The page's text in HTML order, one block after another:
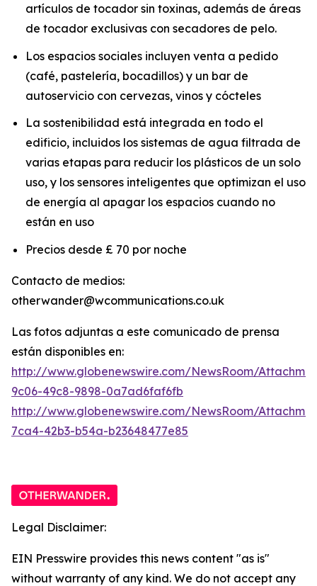
artículos de tocador sin toxinas, además de áreas
de tocador exclusivas con secadores de pelo.
Los espacios sociales incluyen venta a pedido
(café, pastelería, bocadillos) y un bar de
autoservicio con cervezas, vinos y cócteles
La sostenibilidad está integrada en todo el
edificio, incluidos los sistemas de agua filtrada de
varias etapas para reducir los plásticos de un solo
uso, y los sensores inteligentes que optimizan el uso
de energía al apagar los espacios cuando no
están en uso
Precios desde £ 70 por noche
Contacto de medios:
otherwander@wcommunications.co.uk
Las fotos adjuntas a este comunicado de prensa
están disponibles en:
http://www.globenewswire.com/NewsRoom/
9c06-49c8-9898-0a7ad6faf6fb
http://www.globenewswire.com/NewsRoom/
7ca4-42b3-b54a-b23648477e85
Legal Disclaimer:
EIN Presswire provides this news content "as is"
without warranty of any kind. We do not accept any